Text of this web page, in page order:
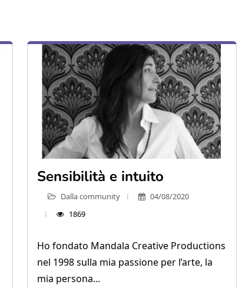
Sensibilità e intuito
Dalla community
04/08/2020
1869
Ho fondato Mandala Creative Productions
nel 1998 sulla mia passione per l’arte, la
mia persona...